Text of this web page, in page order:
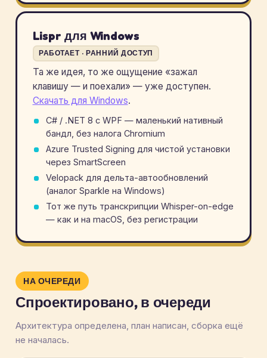
Lispr для Windows
РАБОТАЕТ · РАННИЙ ДОСТУП
Та же идея, то же ощущение «зажал
клавишу — и поехали» — уже доступен.
Скачать для Windows.
C# / .NET 8 с WPF — маленький нативный
бандл, без налога Chromium
Azure Trusted Signing для чистой установки
через SmartScreen
Velopack для дельта-автообновлений
(аналог Sparkle на Windows)
Тот же путь транскрипции Whisper-on-edge
— как и на macOS, без регистрации
НА ОЧЕРЕДИ
Спроектировано, в очереди
Архитектура определена, план написан, сборка ещё
не началась.